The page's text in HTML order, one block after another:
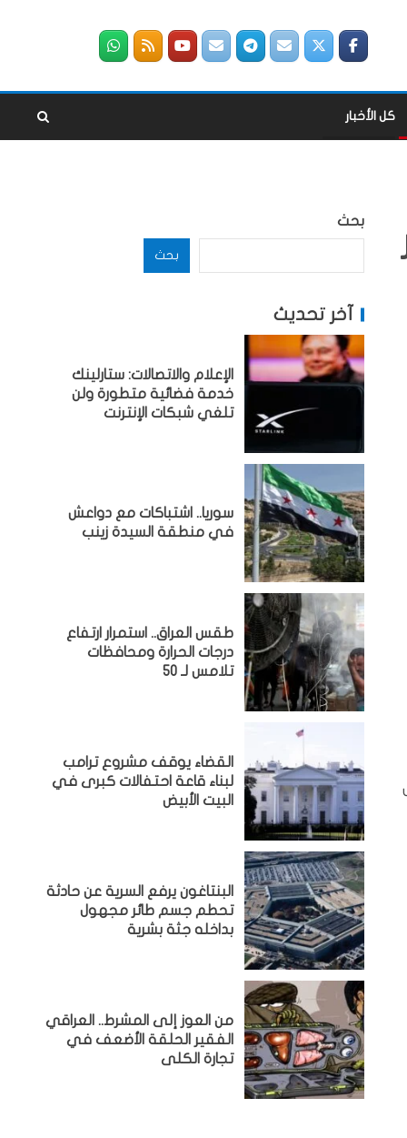
كل الأخبار
بحث
بحث
آخر تحديث
الإعلام والاتصالات: ستارلينك
خدمة فضائية متطورة ولن
تلغي شبكات الإنترنت
سوريا.. اشتباكات مع دواعش
في منطقة السيدة زينب
طقس العراق.. استمرار ارتفاع
درجات الحرارة ومحافظات
تلامس لـ 50
القضاء يوقف مشروع ترامب
لبناء قاعة احتفالات كبرى في
البيت الأبيض
البنتاغون يرفع السرية عن حادثة
تحطم جسم طائر مجهول
بداخله جثة بشرية
من العوز إلى المشرط.. العراقي
الفقير الحلقة الأضعف في
تجارة الكلى